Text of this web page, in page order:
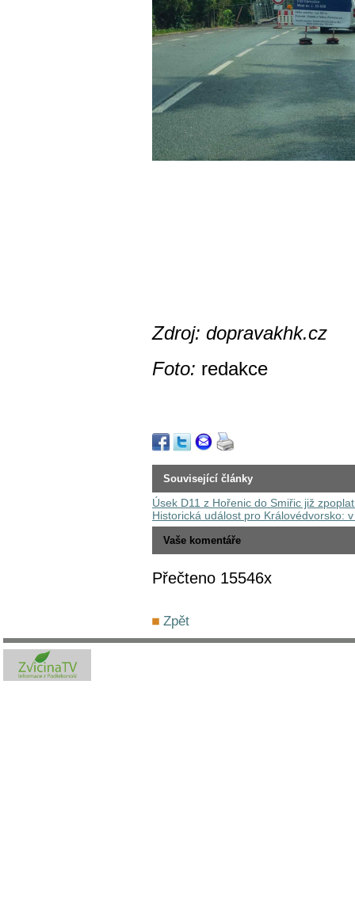
Zdroj: dopravakhk.cz
Foto: redakce
Související články
Úsek D11 z Hořenic do Smiřic již
Historická událost pro Královédvorsko:
Vaše komentáře
Přečteno 15546x
Zpět